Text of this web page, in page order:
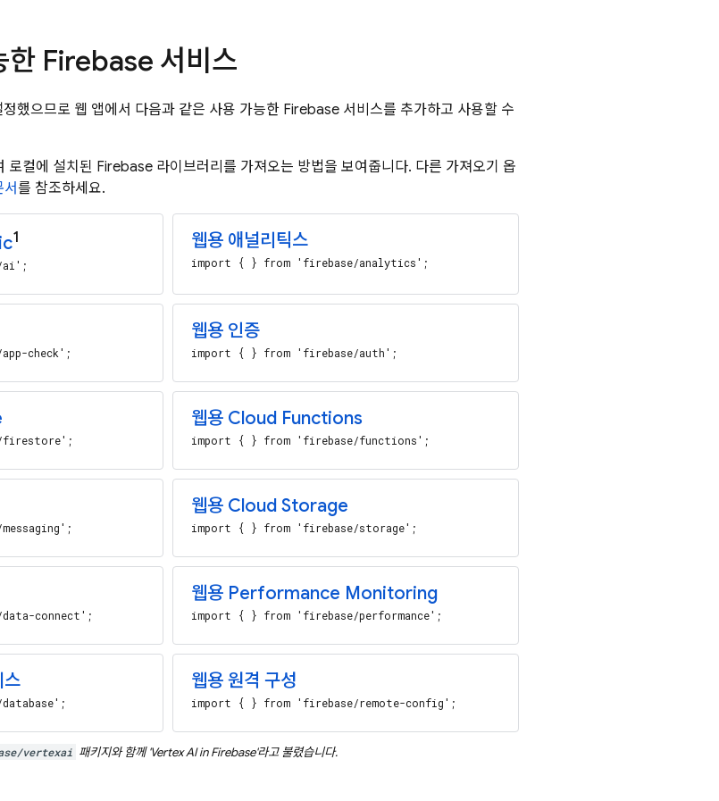
한 Firebase 서비스
했으므로 웹 앱에서 다음과 같은 사용 가능한 Firebase 서비스를 추가하고 사용할 수
로컬에 설치된 Firebase 라이브러리를 가져오는 방법을 보여줍니다. 다른 가져오기 옵
를 참조하세요.
1
ai';
웹용 애널리틱스
import { } from 'firebase/analytics';
check';
웹용 인증
import { } from 'firebase/auth';
firestore';
웹용 Cloud Functions
import { } from 'firebase/functions';
웹용 Cloud Storage
import { } from 'firebase/storage';
connect';
웹용 Performance Monitoring
import { } from 'firebase/performance';
스 웹용 원격 구성
import { } from 'firebase/remote-config';
vertexai 패키지와 함께 'Vertex AI in Firebase'라고 불렸습니다.